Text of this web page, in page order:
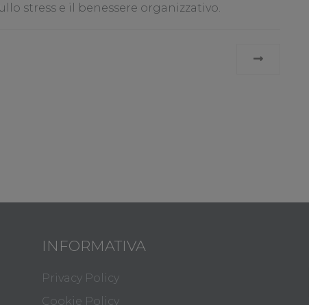
stress e il benessere organizzativo.
INFORMATIVA
Privacy Policy
Cookie Policy